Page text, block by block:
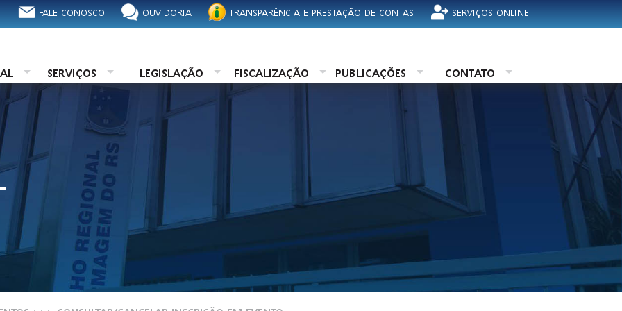
SERVIÇOS ONLINE
TRANSPARÊNCIA E PRESTAÇÃO DE CONTAS
OUVIDORIA
FALE CONOSCO
SERVIÇOS LEGISLAÇÃO FISCALIZAÇÃO PUBLICAÇÕES CONTATO